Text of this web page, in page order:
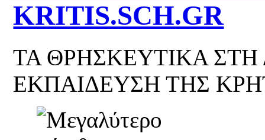
KRITIS.SCH.GR
ΤΑ ΘΡΗΣΚΕΥΤΙΚΑ
ΕΚΠΑΙΔΕΥΣΗ ΤΗΣ